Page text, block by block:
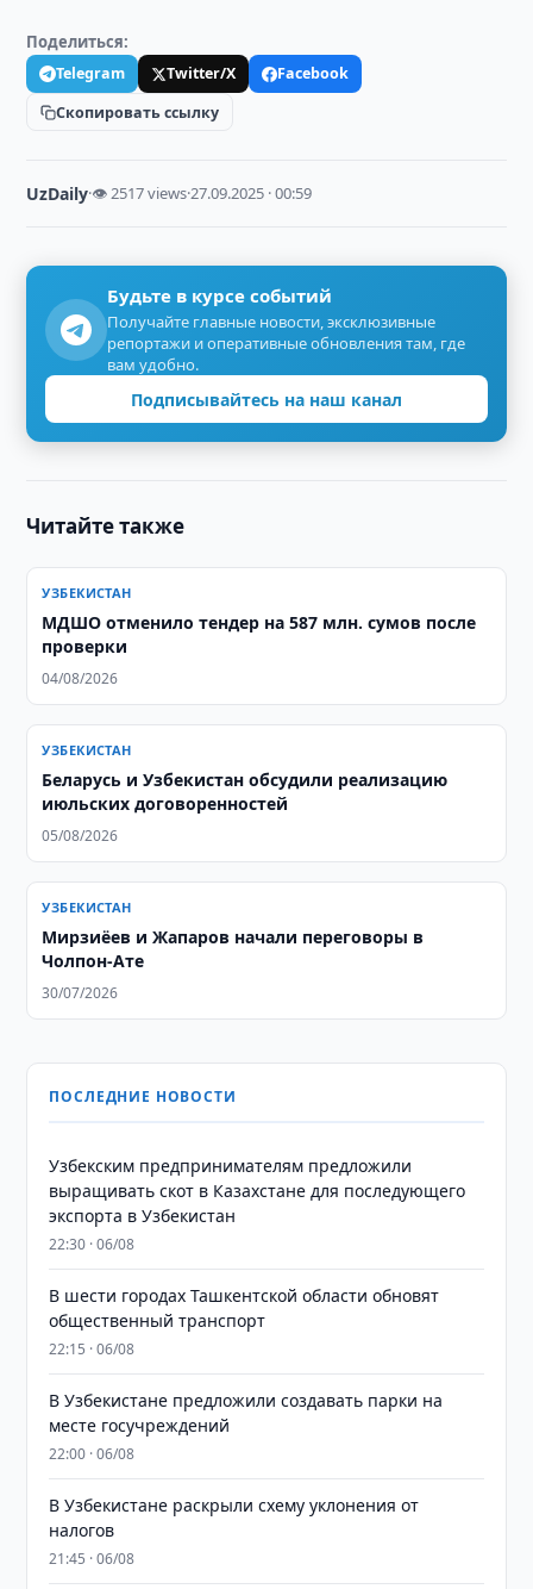
Поделиться:
Telegram Twitter/X
Facebook
Скопировать ссылку
UzDaily·👁 2517 views·27.09.2025 · 00:59
Будьте в курсе событий
Получайте главные новости, эксклюзивные
репортажи и оперативные обновления там, где
вам удобно.
Подписывайтесь на наш канал
Читайте также
УЗБЕКИСТАН
МДШО отменило тендер на 587 млн. сумов после
проверки
04/08/2026
УЗБЕКИСТАН
Беларусь и Узбекистан обсудили реализацию
июльских договоренностей
05/08/2026
УЗБЕКИСТАН
Мирзиёев и Жапаров начали переговоры в
Чолпон-Ате
30/07/2026
ПОСЛЕДНИЕ НОВОСТИ
Узбекским предпринимателям предложили
выращивать скот в Казахстане для последующего
экспорта в Узбекистан
22:30 · 06/08
В шести городах Ташкентской области обновят
общественный транспорт
22:15 · 06/08
В Узбекистане предложили создавать парки на
месте госучреждений
22:00 · 06/08
В Узбекистане раскрыли схему уклонения от
налогов
21:45 · 06/08